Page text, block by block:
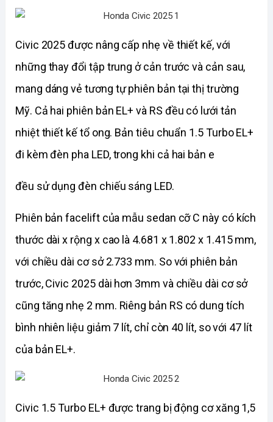
Civic 2025 được nâng cấp nhẹ về thiết kế, với
những thay đổi tập trung ở cản trước và cản sau,
mang dáng vẻ tương tự phiên bản tại thị trường
Mỹ. Cả hai phiên bản EL+ và RS đều có lưới tản
nhiệt thiết kế tổ ong. Bản tiêu chuẩn 1.5 Turbo EL+
đi kèm đèn pha LED, trong khi cả hai bản e
đều sử dụng đèn chiếu sáng LED.
Phiên bản facelift của mẫu sedan cỡ C này có kích
thước dài x rộng x cao là 4.681 x 1.802 x 1.415 mm,
với chiều dài cơ sở 2.733 mm. So với phiên bản
trước, Civic 2025 dài hơn 3mm và chiều dài cơ sở
cũng tăng nhẹ 2 mm. Riêng bản RS có dung tích
bình nhiên liệu giảm 7 lít, chỉ còn 40 lít, so với 47 lít
của bản EL+.
Civic 1.5 Turbo EL+ được trang bị động cơ xăng 1,5